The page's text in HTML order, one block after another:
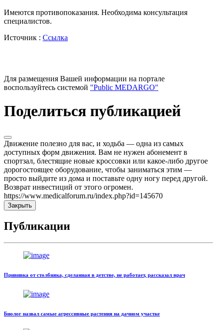
Имеются противопоказания. Необходима консультация
специалистов.
Источник : Ссылка
Для размещения Вашей информации на портале
воспользуйтесь системой "Public MEDARGO"
Поделиться публикацией
Движение полезно для вас, и ходьба — одна из самых
доступных форм движения. Вам не нужен абонемент в
спортзал, блестящие новые кроссовки или какое-либо другое
дорогостоящее оборудование, чтобы заниматься этим —
просто выйдите из дома и поставьте одну ногу перед другой.
Возврат инвестиций от этого огромен.
https://www.medicalforum.ru/index.php?id=145670
Закрыть
Публикации
Прививка от столбняка, сделанная в детстве, не работает, рассказал врач
Биолог назвал самые агрессивные растения на дачном участке